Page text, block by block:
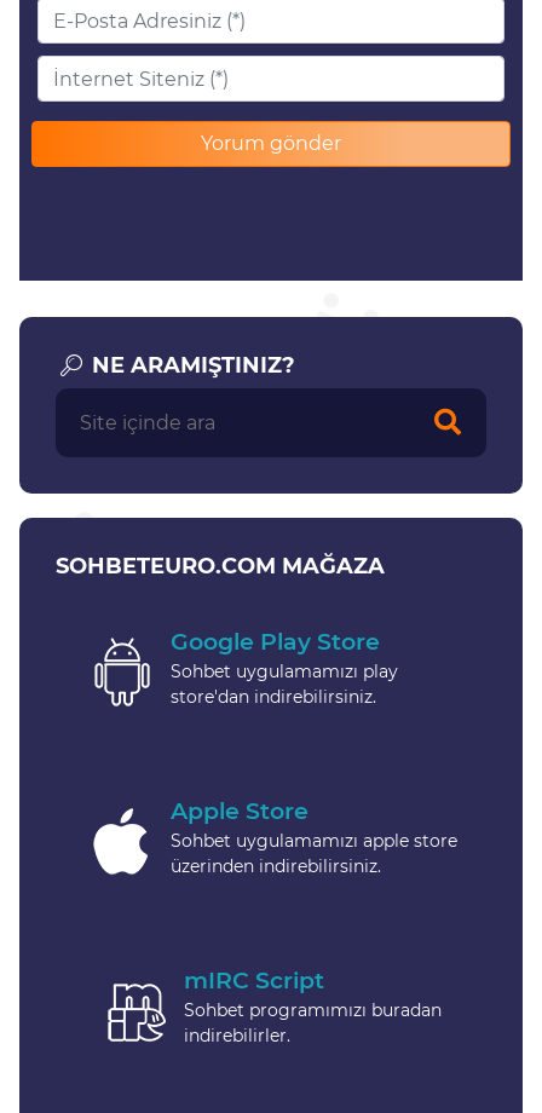
NE ARAMIŞTINIZ?
SOHBETEURO.COM MAĞAZA
Google Play Store
Sohbet uygulamamızı play
store'dan indirebilirsiniz.
Apple Store
Sohbet uygulamamızı apple store
üzerinden indirebilirsiniz.
mIRC Script
Sohbet programımızı buradan
indirebilirler.